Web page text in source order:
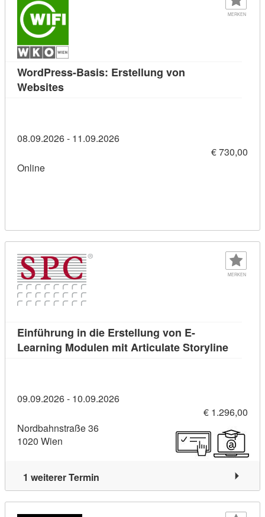
MERKEN
WordPress-Basis: Erstellung von
WebsitesKursdetail: WordPress-Basis: Erstellung
08.09.2026 - 11.09.2026
€ 730,00
Online
MERKEN
Einführung in die Erstellung von E-
Learning Modulen mit Articulate Storyline
09.09.2026 - 10.09.2026
€ 1.296,00
Nordbahnstraße 36
1020 Wien
1 weiterer Termin